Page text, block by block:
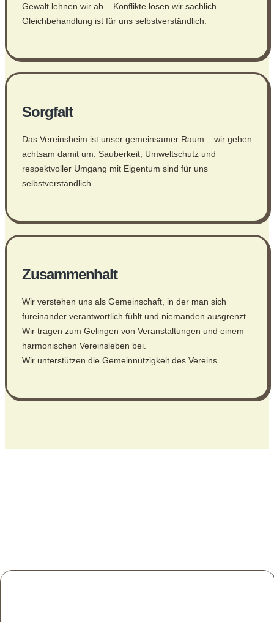
Gewalt lehnen wir ab – Konflikte lösen wir sachlich.
Gleichbehandlung ist für uns selbstverständlich.
Sorgfalt
Das Vereinsheim ist unser gemeinsamer Raum – wir gehen
achtsam damit um. Sauberkeit, Umweltschutz und
respektvoller Umgang mit Eigentum sind für uns
selbstverständlich.
Zusammenhalt
Wir verstehen uns als Gemeinschaft, in der man sich
füreinander verantwortlich fühlt und niemanden ausgrenzt.
Wir tragen zum Gelingen von Veranstaltungen und einem
harmonischen Vereinsleben bei.
Wir unterstützen die Gemeinnützigkeit des Vereins.